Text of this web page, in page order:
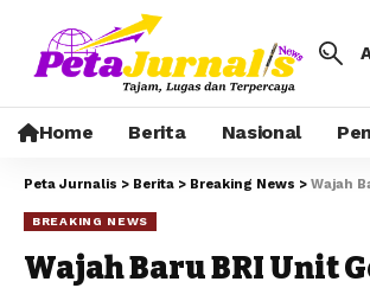
Home Berita Nasional
Peta Jurnalis > Berita > Breaking News > Wajah Baru BRI Unit
BREAKING NEWS
Wajah Baru BRI Unit